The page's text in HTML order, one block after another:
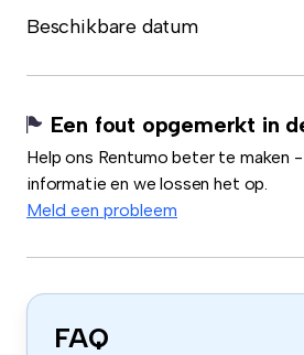
Beschikbare datum
Een fout opgemerkt in
Help ons Rentumo beter te maken
informatie en we lossen het op.
Meld een probleem
FAQ